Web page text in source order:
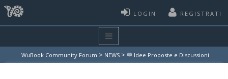
LOGIN REGISTRATI
WuBook Community Forum > NEWS > 💬 Idee Proposte e Discussioni